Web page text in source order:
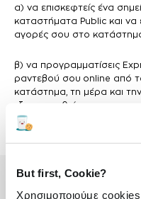
But first, Cookie?
Χρησιμοποιούμε
α) να επισκεφτείς ένα
καταστήματα Public και να
αγορές σου στο
β) να προγραμματίσεις
ραντεβού σου online από
κατάστημα, τη μέρα και
εξυπηρετηθείς με